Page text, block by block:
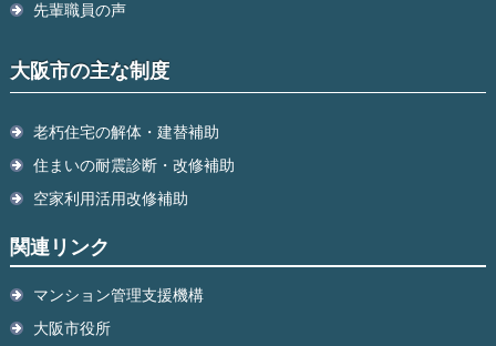
先輩職員の声
大阪市の主な制度
老朽住宅の解体・建替補助
住まいの耐震診断・改修補助
空家利用活用改修補助
関連リンク
マンション管理支援機構
大阪市役所